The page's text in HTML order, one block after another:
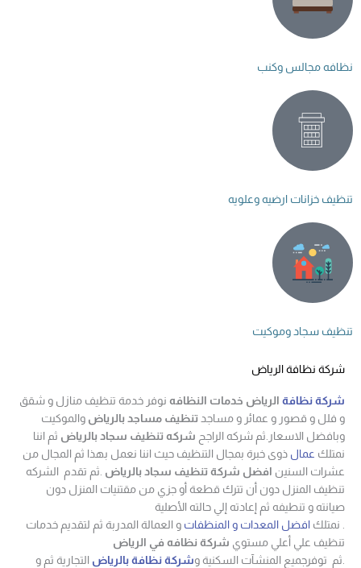
نظافه مجالس وكنب
تنظيف خزانات ارضيه وعلويه
تنظيف سجاد وموكيت
شركة نظافة الرياض
شركة نظافةالرياض خدمات النظافهنوفر خدمة تنظيف منازل و شقق
و فلل و قصور و عمائر و مساجدتنظيف مساجد بالرياضوالموكيت
وبافضل الاسعار.ثم شركه الراجحشركه تنظيف سجاد بالرياضثم اننا
نمتلكعمال ذوى خبرة بمجال التنظيف حيث اننا نعمل بهذا ثم المجال من
عشرات السنينافضل شركة تنظيف سجاد بالرياض.ثم تقدم الشركه
تنظيف المنزل دون أن تترك قطعة أو جزي من مقتنيات المنزل دون
صيانته و تنطيفه ثم إعادته إلي حالته الأصلية
. نمتلكافضل المعدات و المنظفاتو العمالة المدربة ثم لتقديم خدمات
تنظيف علي أعلي مستويشركة نظافه في الرياض
.ثم توفرجميع المنشآت السكنية و شركة نظافة بالرياضالتجارية ثم و